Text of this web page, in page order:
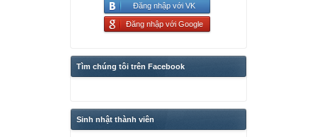
Đăng nhập với VK
Đăng nhập với Google
Tìm chúng tôi trên Facebook
Sinh nhật thành viên